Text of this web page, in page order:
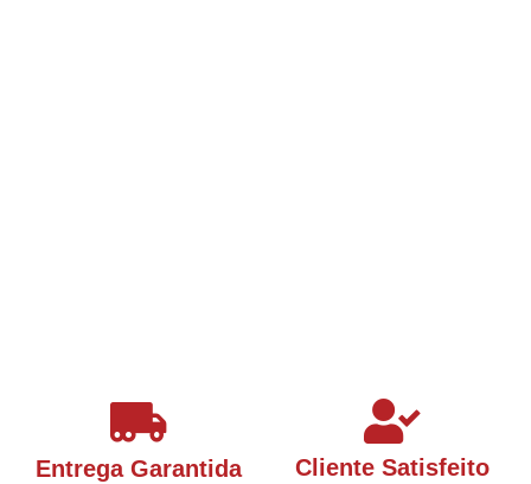
Entrega Garantida Cliente Satisfeito